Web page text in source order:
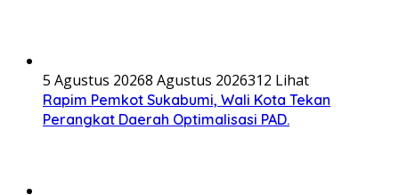
5 Agustus 20268 Agustus 2026312 Lihat
Rapim Pemkot Sukabumi, Wali Kota Tekan
Perangkat Daerah Optimalisasi PAD.